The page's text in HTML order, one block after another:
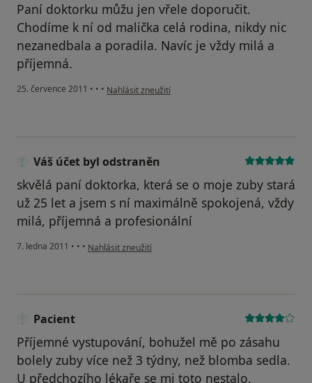
Paní doktorku můžu jen vřele doporučit.
Chodíme k ní od malička celá rodina, nikdy nic
nezanedbala a poradila. Navíc je vždy milá a
příjemná.
25. července 2011 • • • podle názoru uživatele Pacient
Nahlásit zneužití
Váš účet byl odstraněn
skvělá paní doktorka, která se o moje zuby stará
už 25 let a jsem s ní maximálně spokojená, vždy
milá, příjemná a profesionální
7. ledna 2011 • • • podle názoru uživatele Váš účet byl odstraněn
Nahlásit zneužití
Pacient
Příjemné vystupování, bohužel mě po zásahu
bolely zuby více než 3 týdny, než blomba sedla.
U předchozího lékaře se mi toto nestalo.